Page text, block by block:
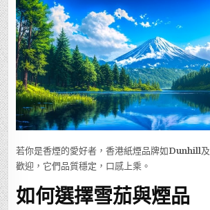
若你是香煙的愛好者，香港紙煙品牌如Dunhill及
歡迎，它們品質穩定，口感上乘。
如何選擇雪茄與煙品